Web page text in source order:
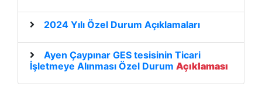
2024 Yılı Özel Durum Açıklamaları
Ayen Çaypınar GES tesisinin Ticari
İşletmeye Alınması Özel Durum Açıklaması